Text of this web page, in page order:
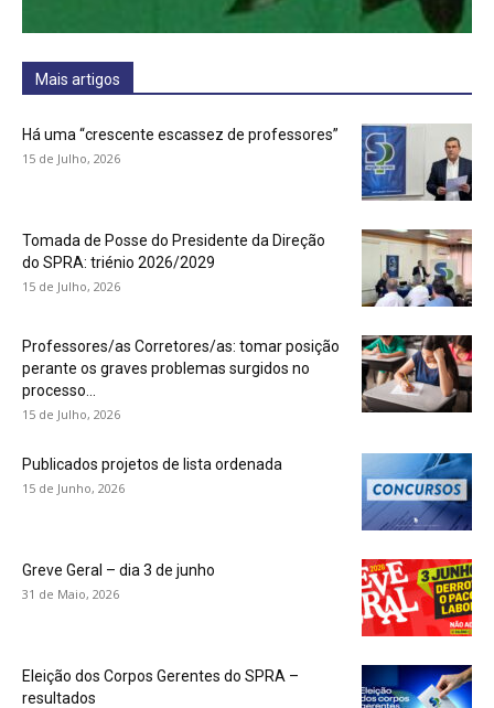
Mais artigos
Há uma “crescente escassez de professores”
15 de Julho, 2026
Tomada de Posse do Presidente da Direção
do SPRA: triénio 2026/2029
15 de Julho, 2026
Professores/as Corretores/as: tomar posição
perante os graves problemas surgidos no
processo...
15 de Julho, 2026
Publicados projetos de lista ordenada
15 de Junho, 2026
Greve Geral – dia 3 de junho
31 de Maio, 2026
Eleição dos Corpos Gerentes do SPRA –
resultados